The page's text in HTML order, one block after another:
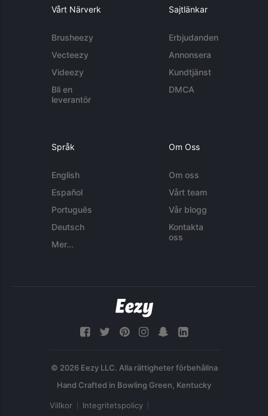
Vårt Närverk
Brusheezy
Vecteezy
Videezy
Bli en
leverantör
Sajtlänkar
Erbjudanden
Annonsera
Kundtjänst
DMCA
Språk
English
Español
Português
Deutsch
Mer...
Om Oss
Om oss
Vårt team
Vår blogg
Kontakta
oss
© 2026 Eezy LLC. Alla rättigheter förbehållna
Villkor Integritetspolicy